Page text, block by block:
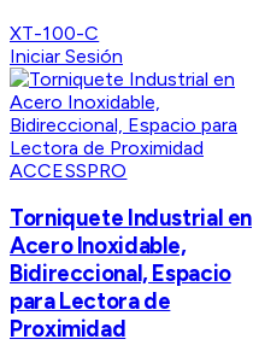
XT-100-C
Iniciar Sesión
ACCESSPRO
Torniquete Industrial en
Acero Inoxidable,
Bidireccional, Espacio
para Lectora de
Proximidad